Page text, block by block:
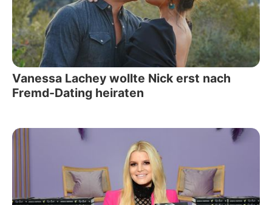
Vanessa Lachey wollte Nick erst nach
Fremd-Dating heiraten